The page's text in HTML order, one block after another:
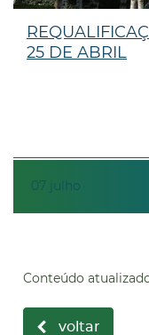
07 julho
25 DE ABRIL
Conteúdo
voltar